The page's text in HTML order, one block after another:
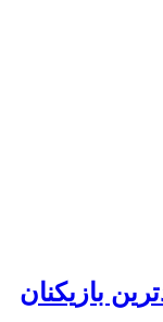
بازیکنان